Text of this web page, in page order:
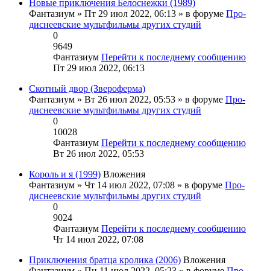
Новые приключения Белоснежки (1989)
Фантазиум » Пт 29 июл 2022, 06:13 » в форуме Про-
диснеевские мультфильмы других студий
0
9649
Фантазиум Перейти к последнему сообщению
Пт 29 июл 2022, 06:13
Скотный двор (Звероферма)
Фантазиум » Вт 26 июл 2022, 05:53 » в форуме Про-
диснеевские мультфильмы других студий
0
10028
Фантазиум Перейти к последнему сообщению
Вт 26 июл 2022, 05:53
Король и я (1999) Вложения
Фантазиум » Чт 14 июл 2022, 07:08 » в форуме Про-
диснеевские мультфильмы других студий
0
9024
Фантазиум Перейти к последнему сообщению
Чт 14 июл 2022, 07:08
Приключения братца кролика (2006) Вложения